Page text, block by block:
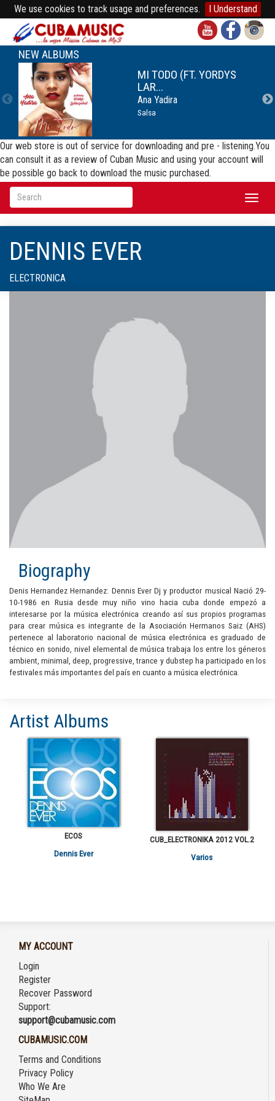
We use cookies to track usage and preferences. I Understand
NEW ALBUMS
MI TODO (FT. YORDYS
LAR...
Ana Yadira
Salsa
Our web store is out of service for downloading and pre - listening.You
can consult it as a review of Cuban Music and using your account will
be possible go back to download the music purchased.
DENNIS EVER
ELECTRONICA
Biography
Denis Hernandez Hernandez: Dennis Ever Dj y productor musical Nació 29-
10-1986 en Rusia desde muy niño vino hacia cuba donde empezó a
interesarse por la música electrónica creando así sus propios programas
para crear música es integrante de la Asociación Hermanos Saiz (AHS)
pertenece al laboratorio nacional de música electrónica es graduado de
técnico en sonido, nivel elemental de música trabaja los entre los géneros
ambient, minimal, deep, progressive, trance y dubstep ha participado en los
festivales más importantes del país en cuanto a música electrónica.
Artist Albums
ECOS
Dennis Ever
CUB_ELECTRONIKA 2012 VOL.2
Varios
MY ACCOUNT
Login
Register
Recover Password
Support:
support@cubamusic.com
CUBAMUSIC.COM
Terms and Conditions
Privacy Policy
Who We Are